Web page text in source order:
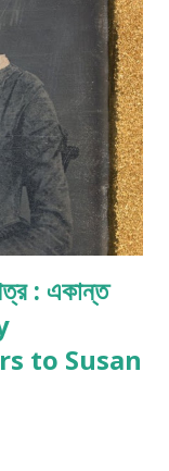
free image
: একান্ত
to Susan